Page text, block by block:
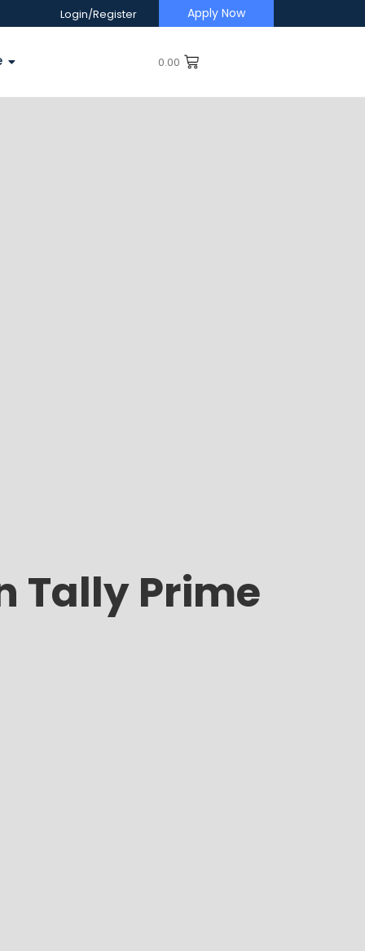
Login/Register Apply Now
0.00
Tally Prime